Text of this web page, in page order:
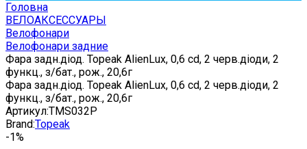
Головна
ВЕЛОАКСЕССУАРЫ
Велофонари
Велофонари задние
Фара задн.діод. Topeak AlienLux, 0,6 cd, 2 черв.діоди, 2
функц., з/бат., рож., 20,6г
Фара задн.діод. Topeak AlienLux, 0,6 cd, 2 черв.діоди, 2
функц., з/бат., рож., 20,6г
Артикул:TMS032P
Brand:Topeak
-1%